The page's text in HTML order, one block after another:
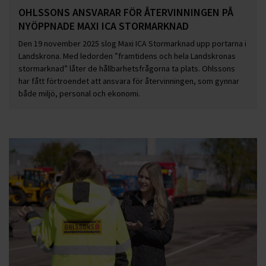
OHLSSONS ANSVARAR FÖR ÅTERVINNINGEN PÅ
NYÖPPNADE MAXI ICA STORMARKNAD
Den 19 november 2025 slog Maxi ICA Stormarknad upp portarna i
Landskrona. Med ledorden ”framtidens och hela Landskronas
stormarknad” låter de hållbarhetsfrågorna ta plats. Ohlssons
har fått förtroendet att ansvara för återvinningen, som gynnar
både miljö, personal och ekonomi.